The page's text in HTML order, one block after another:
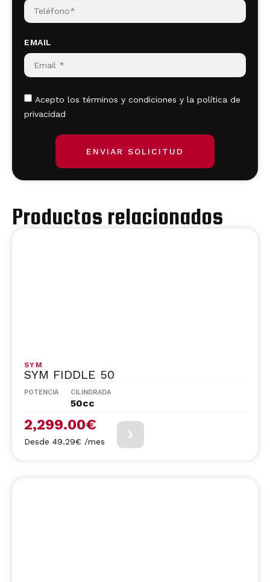
EMAIL
Acepto los términos y condiciones y la política de
privacidad
ENVIAR SOLICITUD
Productos relacionados
SYM
SYM FIDDLE 50
POTENCIA CILINDRADA
50cc
2,299.00€
Desde 49.29€ /mes